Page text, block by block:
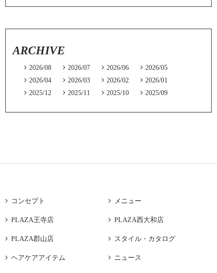
ARCHIVE
 2026/08  2026/07  2026/06  2026/05
 2026/04  2026/03  2026/02  2026/01
 2025/12  2025/11  2025/10  2025/09
 コンセプト  メニュー
 PLAZA王寺店  PLAZA西大和店
 PLAZA郡山店  スタイル・カタログ
 ヘアケアアイテム  ニュース